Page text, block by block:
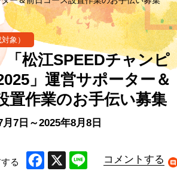
象）
「松江SPEEDチャンピ
」運営サポーター＆
置作業のお手伝い募集
7日～2025年8月8日
る
コメントする